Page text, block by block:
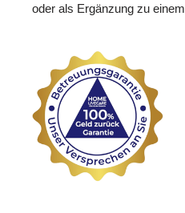
oder als Ergänzung zu einem